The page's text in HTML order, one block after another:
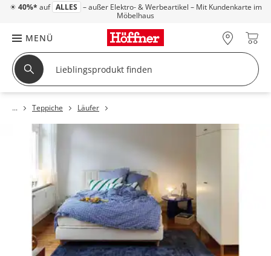
☀ 40%* auf ALLES – außer Elektro- & Werbeartikel – Mit Kundenkarte im
Möbelhaus
MENÜ
Teppiche Läufer